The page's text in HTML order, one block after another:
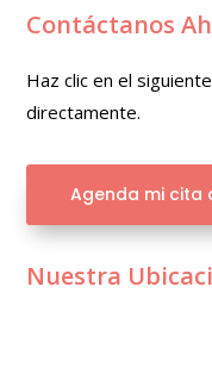
Contáctanos
Haz clic en el
directamente.
Agenda mi cita
Nuestra